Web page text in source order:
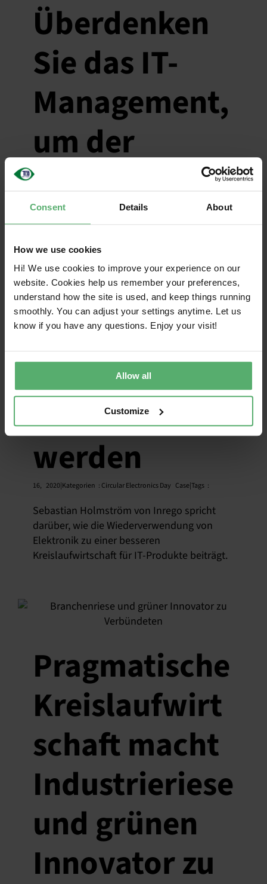
Consent Details About
How we use cookies
Hi! We use cookies to improve your experience on our
website. Cookies help us remember your preferences,
understand how the site is used, and keep things running
smoothly. You can adjust your settings anytime. Let us
know if you have any questions. Enjoy your visit!
Allow all
Customize
Überdenken
Sie das IT-
Management,
um der
wachsenden
Nachfrage
nach
wiederverwe
ndeten
Produkten
gerecht zu
werden
16, 2020|Kategorien : Circular Electronics Day Case|Tags :
Sebastian Holmström von Inrego spricht
darüber, wie die Wiederverwendung von
Elektronik zu einer besseren
Kreislaufwirtschaft für IT-Produkte beiträgt.
Pragmatische
Kreislaufwirt
schaft macht
Industrieriese
und grünen
Innovator zu